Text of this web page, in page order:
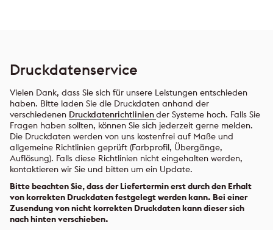
Druckdatenservice
Vielen Dank, dass Sie sich für unsere Leistungen entschieden
haben. Bitte laden Sie die Druckdaten anhand der
verschiedenen Druckdatenrichtliniender Systeme hoch. Falls Sie
Fragen haben sollten, können Sie sich jederzeit gerne melden.
Die Druckdaten werden von uns kostenfrei auf Maße und
allgemeine Richtlinien geprüft (Farbprofil, Übergänge,
Auflösung). Falls diese Richtlinien nicht eingehalten werden,
kontaktieren wir Sie und bitten um ein Update.
Bitte beachten Sie, dass der Liefertermin erst durch den Erhalt
von korrekten Druckdaten festgelegt werden kann. Bei einer
Zusendung von nicht korrekten Druckdaten kann dieser sich
nach hinten verschieben.